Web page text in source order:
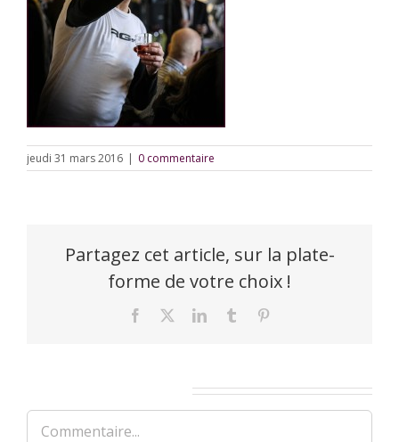
jeudi 31 mars 2016 | 0 commentaire
Partagez cet article, sur la plate-
forme de votre choix !
Facebook LinkedInTumblr
Commentaire